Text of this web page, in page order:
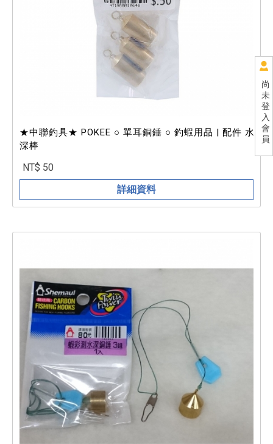
尚
未
登
入
會
員
★中聯釣具★ POKEE ○ 單耳銅錘 ○ 釣蝦用品 | 配件 水
深棒
NT$ 50
詳細資料